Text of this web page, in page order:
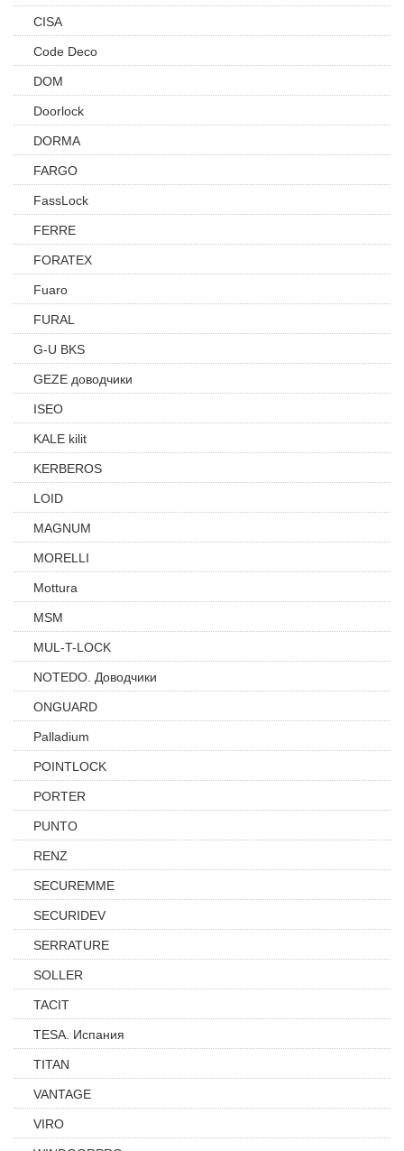
CISA
Code Deco
DOM
Doorlock
DORMA
FARGO
FassLock
FERRE
FORATEX
Fuaro
FURAL
G-U BKS
GEZE доводчики
ISEO
KALE kilit
KERBEROS
LOID
MAGNUM
MORELLI
Mottura
MSM
MUL-T-LOCK
NOTEDO. Доводчики
ONGUARD
Palladium
POINTLOCK
PORTER
PUNTO
RENZ
SECUREMME
SECURIDEV
SERRATURE
SOLLER
TACIT
TESA. Испания
TITAN
VANTAGE
VIRO